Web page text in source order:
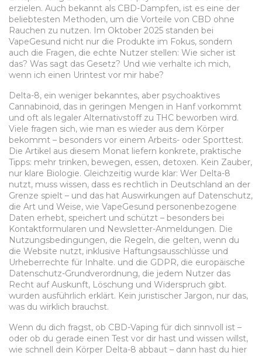
erzielen. Auch bekannt als CBD-Dampfen, ist es eine der
beliebtesten Methoden, um die Vorteile von CBD ohne
Rauchen zu nutzen. Im Oktober 2025 standen bei
VapeGesund nicht nur die Produkte im Fokus, sondern
auch die Fragen, die echte Nutzer stellen: Wie sicher ist
das? Was sagt das Gesetz? Und wie verhalte ich mich,
wenn ich einen Urintest vor mir habe?
Delta-8, ein weniger bekanntes, aber psychoaktives
Cannabinoid, das in geringen Mengen in Hanf vorkommt
und oft als legaler Alternativstoff zu THC beworben wird.
Viele fragen sich, wie man es wieder aus dem Körper
bekommt – besonders vor einem Arbeits- oder Sporttest.
Die Artikel aus diesem Monat liefern konkrete, praktische
Tipps: mehr trinken, bewegen, essen, detoxen. Kein Zauber,
nur klare Biologie. Gleichzeitig wurde klar: Wer Delta-8
nutzt, muss wissen, dass es rechtlich in Deutschland an der
Grenze spielt – und das hat Auswirkungen auf Datenschutz,
die Art und Weise, wie VapeGesund personenbezogene
Daten erhebt, speichert und schützt – besonders bei
Kontaktformularen und Newsletter-Anmeldungen. Die
Nutzungsbedingungen, die Regeln, die gelten, wenn du
die Website nutzt, inklusive Haftungsausschlüsse und
Urheberrechte für Inhalte. und die GDPR, die europäische
Datenschutz-Grundverordnung, die jedem Nutzer das
Recht auf Auskunft, Löschung und Widerspruch gibt.
wurden ausführlich erklärt. Kein juristischer Jargon, nur das,
was du wirklich brauchst.
Wenn du dich fragst, ob CBD-Vaping für dich sinnvoll ist –
oder ob du gerade einen Test vor dir hast und wissen willst,
wie schnell dein Körper Delta-8 abbaut – dann hast du hier